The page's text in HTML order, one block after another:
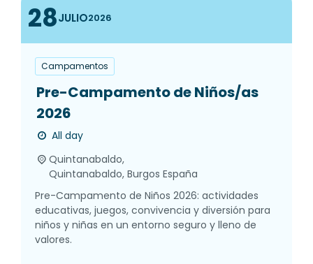
28JULIO2026
Campamentos
Pre-Campamento de Niños/as
2026
All day
Quintanabaldo,
Quintanabaldo, Burgos España
Pre-Campamento de Niños 2026: actividades
educativas, juegos, convivencia y diversión para
niños y niñas en un entorno seguro y lleno de
valores.